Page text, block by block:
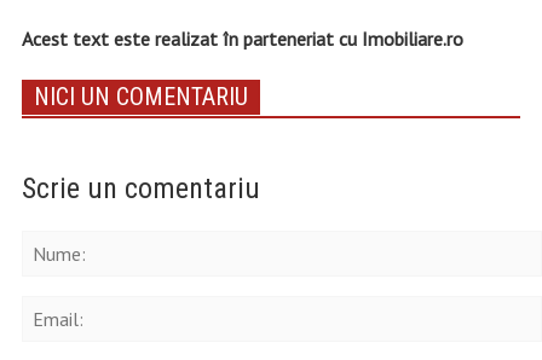
Acest text este realizat în parteneriat cu Imobiliare.ro
NICI UN COMENTARIU
Scrie un comentariu